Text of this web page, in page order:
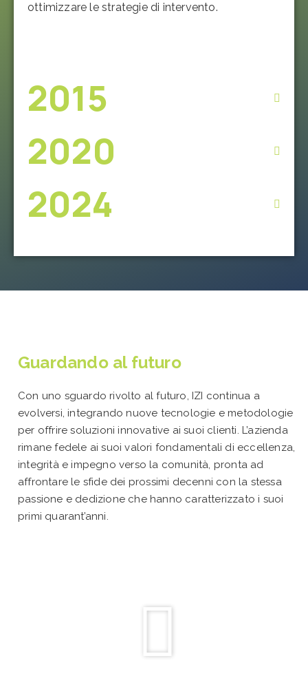
ottimizzare le strategie di intervento.
2015
2020
2024
Guardando al futuro
Con uno sguardo rivolto al futuro, IZI continua a
evolversi, integrando nuove tecnologie e metodologie
per offrire soluzioni innovative ai suoi clienti. L’azienda
rimane fedele ai suoi valori fondamentali di eccellenza,
integrità e impegno verso la comunità, pronta ad
affrontare le sfide dei prossimi decenni con la stessa
passione e dedizione che hanno caratterizzato i suoi
primi quarant’anni.